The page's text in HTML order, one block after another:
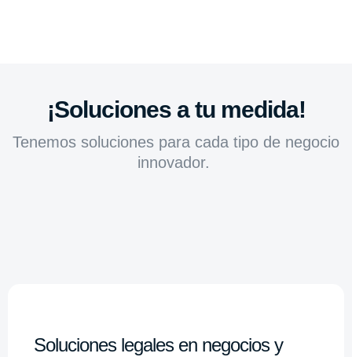
¡Soluciones a tu medida!
Tenemos soluciones para cada tipo de negocio
innovador.
Soluciones legales en negocios y